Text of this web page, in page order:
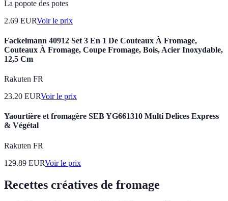
La popote des potes
2.69 EURVoir le prix
Fackelmann 40912 Set 3 En 1 De Couteaux À Fromage,
Couteaux À Fromage, Coupe Fromage, Bois, Acier Inoxydable,
12,5 Cm
Rakuten FR
23.20 EURVoir le prix
Yaourtière et fromagère SEB YG661310 Multi Delices Express
& Végétal
Rakuten FR
129.89 EURVoir le prix
Recettes créatives de fromage